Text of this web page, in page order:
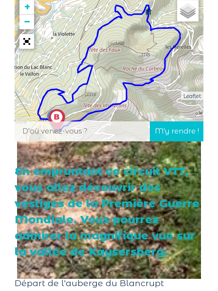
+
−
Leaflet
En empruntant ce circuit VTT,
vous allez découvrir des
vestiges de la Première Guerre
Mondiale. Vous pourrez
admirer la magnifique vue sur
la vallée de Kaysersberg.
Départ de l'auberge du Blancrupt